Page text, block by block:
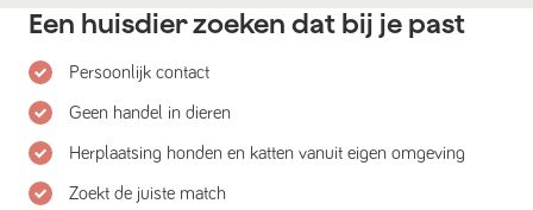
Een huisdier zoeken dat bij je past
Persoonlijk contact
Geen handel in dieren
Herplaatsing honden en katten vanuit eigen omgeving
Zoekt de juiste match